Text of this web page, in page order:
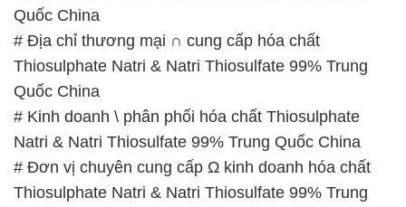
Quốc China
# Địa chỉ thương mại ∩ cung cấp hóa chất
Thiosulphate Natri & Natri Thiosulfate 99% Trung
Quốc China
# Kinh doanh \ phân phối hóa chất Thiosulphate
Natri & Natri Thiosulfate 99% Trung Quốc China
# Đơn vị chuyên cung cấp Ω kinh doanh hóa chất
Thiosulphate Natri & Natri Thiosulfate 99% Trung